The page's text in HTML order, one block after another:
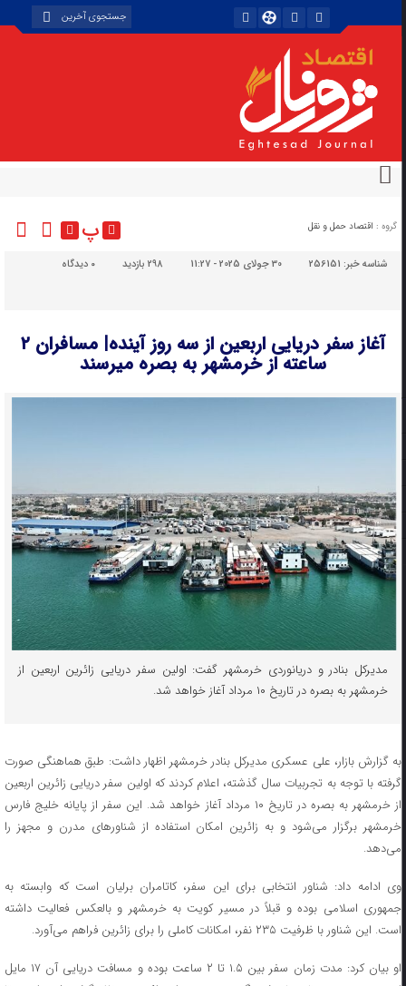
گروه : اقتصاد حمل و نقل پ
شناسه خبر:256151 30 جولای 2025 - 11:27 298 بازدید دیدگاه
آغاز سفر دریایی اربعین از سه روز آینده| مسافران ۲
ساعته از خرمشهر به بصره میرسند
مدیرکل بنادر و دریانوردی خرمشهر گفت: اولین سفر دریایی زائرین اربعین از
خرمشهر به بصره در تاریخ ۱۰ مرداد آغاز خواهد شد.
به گزارش بازار، علی عسکری مدیرکل بنادر خرمشهر اظهار داشت: طبق هماهنگی صورت
گرفته با توجه به تجربیات سال گذشته، اعلام کردند که اولین سفر دریایی زائرین اربعین
از خرمشهر به بصره در تاریخ ۱۰ مرداد آغاز خواهد شد. این سفر از پایانه خلیج فارس
خرمشهر برگزار می‌شود و به زائرین امکان استفاده از شناورهای مدرن و مجهز را
می‌دهد.
وی ادامه داد: شناور انتخابی برای این سفر، کاتامران برلیان است که وابسته به
جمهوری اسلامی بوده و قبلاً در مسیر کویت به خرمشهر و بالعکس فعالیت داشته
است. این شناور با ظرفیت ۲۳۵ نفر، امکانات کاملی را برای زائرین فراهم می‌آورد.
او بیان کرد: مدت زمان سفر بین ۱.۵ تا ۲ ساعت بوده و مسافت دریایی آن ۱۷ مایل